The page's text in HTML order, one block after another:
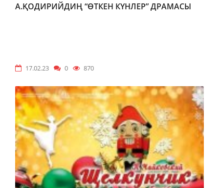
А.ҚОДИРИЙДИҢ “ӨТКЕН КҮНЛЕР” ДРАМАСЫ
17.02.23 0 870